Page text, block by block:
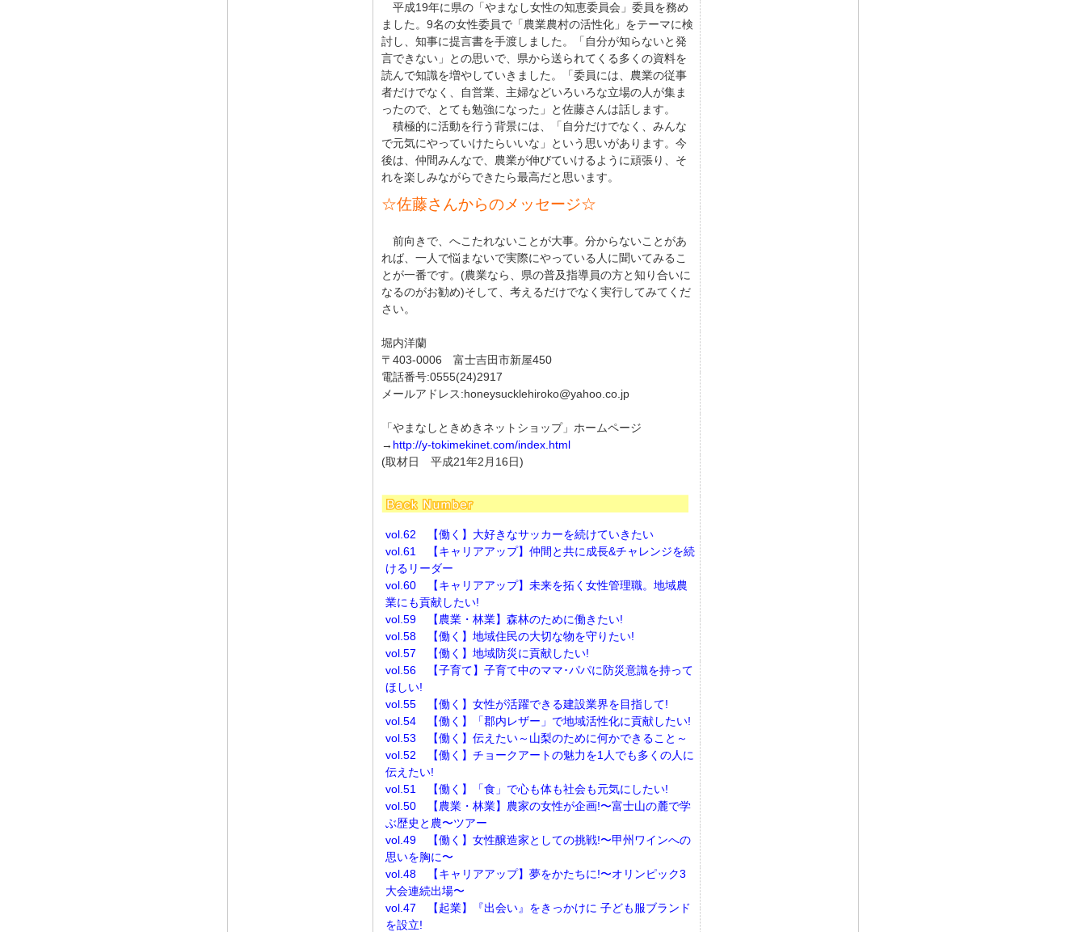
平成19年に県の「やまなし女性の知恵委員会」委員を務め
ました。9名の女性委員で「農業農村の活性化」をテーマに検
討し、知事に提言書を手渡しました。「自分が知らないと発
言できない」との思いで、県から送られてくる多くの資料を
読んで知識を増やしていきました。「委員には、農業の従事
者だけでなく、自営業、主婦などいろいろな立場の人が集ま
ったので、とても勉強になった」と佐藤さんは話します。
積極的に活動を行う背景には、「自分だけでなく、みんな
で元気にやっていけたらいいな」という思いがあります。今
後は、仲間みんなで、農業が伸びていけるように頑張り、そ
れを楽しみながらできたら最高だと思います。
☆佐藤さんからのメッセージ☆
前向きで、へこたれないことが大事。分からないことがあ
れば、一人で悩まないで実際にやっている人に聞いてみるこ
とが一番です。(農業なら、県の普及指導員の方と知り合いに
なるのがお勧め)そして、考えるだけでなく実行してみてくだ
さい。
堀内洋蘭
〒403-0006 富士吉田市新屋450
電話番号:0555(24)2917
メールアドレス:honeysucklehiroko@yahoo.co.jp
「やまなしときめきネットショップ」ホームページ
→ http://y-tokimekinet.com/index.html
(取材日 平成21年2月16日)
vol.62 【働く】大好きなサッカーを続けていきたい
vol.61 【キャリアアップ】仲間と共に成長&チャレンジを続
けるリーダー
vol.60 【キャリアアップ】未来を拓く女性管理職。地域農
業にも貢献したい!
vol.59 【農業・林業】森林のために働きたい!
vol.58 【働く】地域住民の大切な物を守りたい!
vol.57 【働く】地域防災に貢献したい!
vol.56 【子育て】子育て中のママ･パパに防災意識を持って
ほしい!
vol.55 【働く】女性が活躍できる建設業界を目指して!
vol.54 【働く】「郡内レザー」で地域活性化に貢献したい!
vol.53 【働く】伝えたい～山梨のために何かできること～
vol.52 【働く】チョークアートの魅力を1人でも多くの人に
伝えたい!
vol.51 【働く】「食」で心も体も社会も元気にしたい!
vol.50 【農業・林業】農家の女性が企画!〜富士山の麓で学
ぶ歴史と農〜ツアー
vol.49 【働く】女性醸造家としての挑戦!〜甲州ワインへの
思いを胸に〜
vol.48 【キャリアアップ】夢をかたちに!〜オリンピック3
大会連続出場〜
vol.47 【起業】『出会い』をきっかけに 子ども服ブランド
を設立!